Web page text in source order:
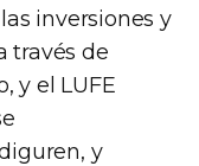
inversiones y
través de
y el LUFE
y